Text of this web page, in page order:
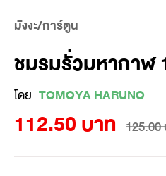
มังงะ/การ์ตูน
ชมรมรั่วมหากาฬ
โดย TOMOYA HARUNO
112.50 บาท 125.00